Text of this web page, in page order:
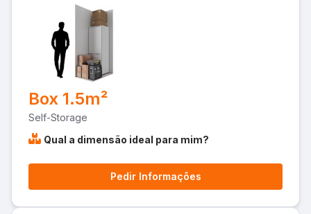
Box 1.5m²
Self-Storage
Qual a dimensão ideal para mim?
Pedir Informações